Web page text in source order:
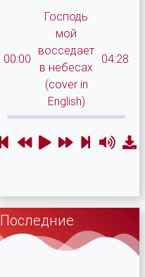
00:00
Господь
мой
восседает
в небесах
(cover in
English)
04:28
Последние